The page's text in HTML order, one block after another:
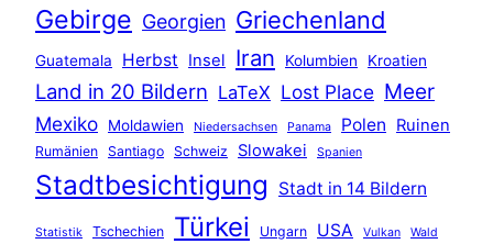
Gebirge Georgien Griechenland
Guatemala Herbst Insel Iran Kolumbien Kroatien
Land in 20 Bildern LaTeX Lost Place Meer
Mexiko Moldawien Niedersachsen Panama Polen Ruinen
Rumänien Santiago Schweiz Slowakei Spanien
Stadtbesichtigung Stadt in 14 Bildern
Statistik Tschechien Türkei Ungarn USA Vulkan Wald